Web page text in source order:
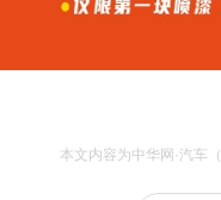
本文内容为中华网·汽车（